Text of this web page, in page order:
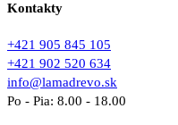
Kontakty
+421 905 845 105
+421 902 520 634
info@lamadrevo.sk
Po - Pia: 8.00 - 18.00